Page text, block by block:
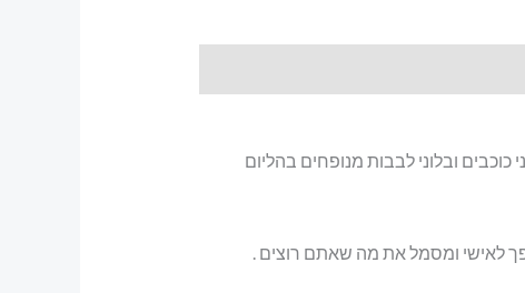
ובלוני לבבות מנופחים בהליום
לאישי ומסמל את מה שאתם רוצים .